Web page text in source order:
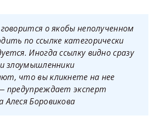
о якобы неполученном
по ссылке категорически
Иногда ссылку видно сразу
злоумышленники
что вы кликнете на нее
предупреждает эксперт
Алеся Боровикова